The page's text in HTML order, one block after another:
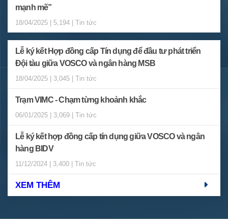
mạnh mẽ”
18/04/2025 | 5,194 | Tin tức
Lễ ký kết Hợp đồng cấp Tín dụng để đầu tư phát triển
Đội tàu giữa VOSCO và ngân hàng MSB
18/04/2025 | 3,045 | Tin tức
Trạm VIMC - Chạm từng khoảnh khắc
06/01/2025 | 3,069 | Tin tức
Lễ ký kết hợp đồng cấp tín dụng giữa VOSCO và ngân
hàng BIDV
11/12/2024 | 3,400 | Tin tức
XEM THÊM